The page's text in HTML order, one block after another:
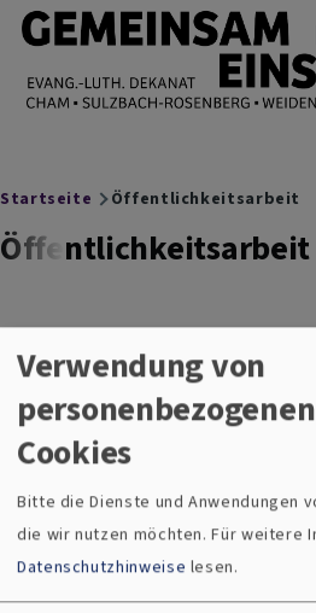
Direkt zum Inhalt
EVANG.-LUTH. DEKANAT
Cham Sulzbach-Rosenberg Weiden
Breadcrumb
Startseite Öffentlichkeitsarbeit
Öffentlichkeitsarbeit
Öffentlichkeitsarbeit
Öffentlichkeitsarbeit
Verwendung von
Cookies
Bitte die Dienste und Anwendungen
die wir nutzen möchten.Für weitere
Datenschutzhinweise lesen.